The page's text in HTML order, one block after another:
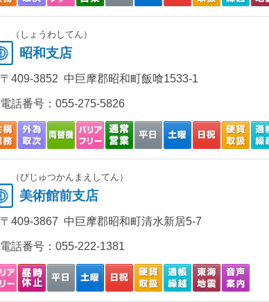
（しょうわしてん）
昭和支店
〒409-3852 中巨摩郡昭和町飯喰1533-1
電話番号： 055-275-5826
（びじゅつかんまえしてん）
美術館前支店
〒409-3867 中巨摩郡昭和町清水新居5-7
電話番号： 055-222-1381